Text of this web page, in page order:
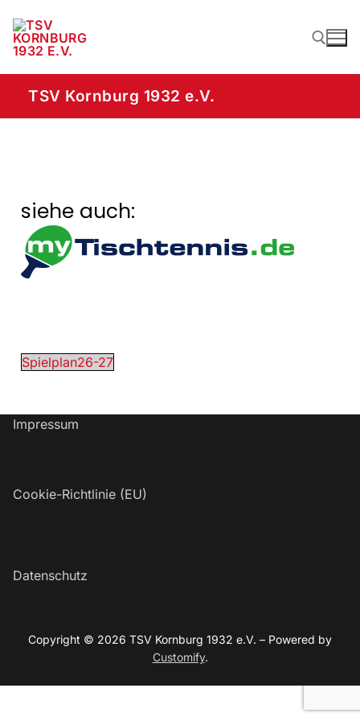
TSV Kornburg 1932 e.V.
siehe auch:
Spielplan26-27
Impressum
Cookie-Richtlinie (EU)
Datenschutz
Copyright © 2026 TSV Kornburg 1932 e.V. – Powered by
Customify.